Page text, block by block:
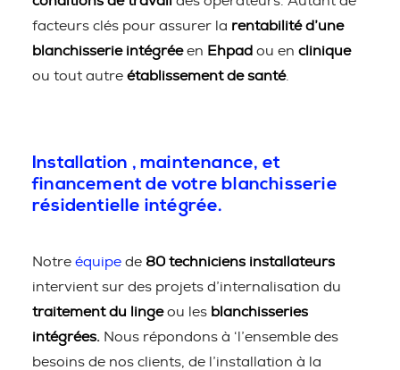
facteurs clés pour assurer la rentabilité d’une
blanchisserie intégréeen Ehpad ou en clinique
ou tout autre établissement de santé.
Installation , maintenance, et
financement de votre blanchisserie
résidentielle intégrée.
Notre équipe de 80 techniciens installateurs
intervient sur des projets d’internalisation du
traitement du lingeou les blanchisseries
intégrées. Nous répondons à ‘l’ensemble des
besoins de nos clients, de l’installation à la